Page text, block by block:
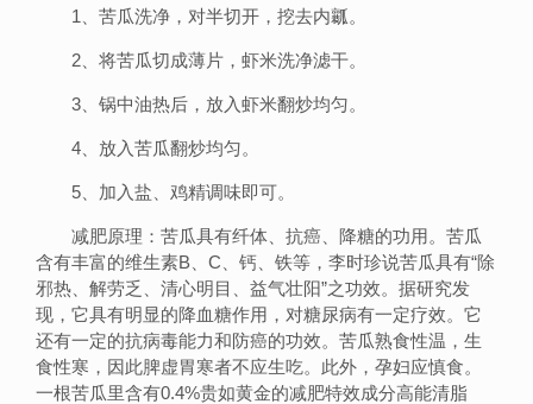
1、苦瓜洗净，对半切开，挖去内瓤。
2、将苦瓜切成薄片，虾米洗净滤干。
3、锅中油热后，放入虾米翻炒均匀。
4、放入苦瓜翻炒均匀。
5、加入盐、鸡精调味即可。
减肥原理：苦瓜具有纤体、抗癌、降糖的功用。苦瓜
含有丰富的维生素B、C、钙、铁等，李时珍说苦瓜具有“除
邪热、解劳乏、清心明目、益气壮阳”之功效。据研究发
现，它具有明显的降血糖作用，对糖尿病有一定疗效。它
还有一定的抗病毒能力和防癌的功效。苦瓜熟食性温，生
食性寒，因此脾虚胃寒者不应生吃。此外，孕妇应慎食。
一根苦瓜里含有0.4%贵如黄金的减肥特效成分高能清脂